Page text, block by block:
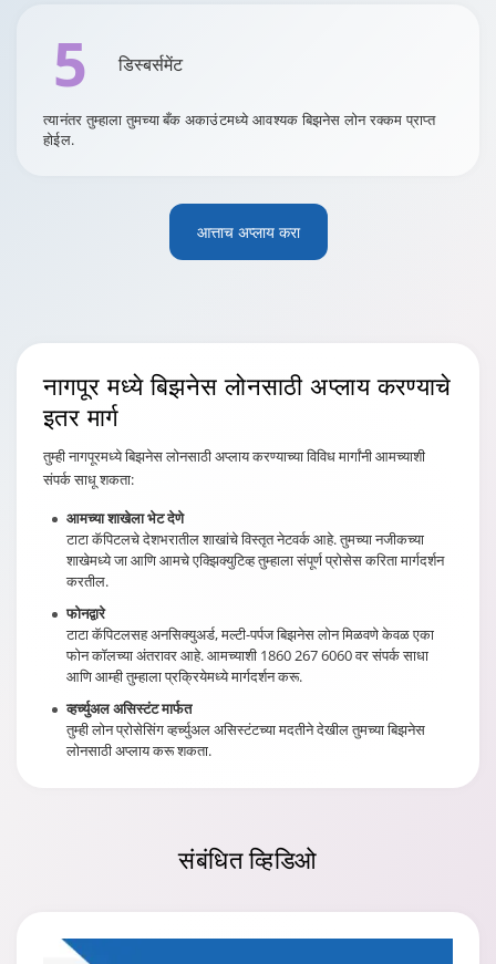
5 डिस्बर्समेंट
त्यानंतर तुम्हाला तुमच्या बँक अकाउंटमध्ये आवश्यक बिझनेस लोन रक्कम प्राप्त
होईल.
आत्ताच अप्लाय करा
नागपूर मध्ये बिझनेस लोनसाठी अप्लाय करण्याचे
इतर मार्ग
तुम्ही नागपूरमध्ये बिझनेस लोनसाठी अप्लाय करण्याच्या विविध मार्गांनी आमच्याशी
संपर्क साधू शकता:
आमच्या शाखेला भेट देणे
टाटा कॅपिटलचे देशभरातील शाखांचे विस्तृत नेटवर्क आहे. तुमच्या नजीकच्या
शाखेमध्ये जा आणि आमचे एक्झिक्युटिव्ह तुम्हाला संपूर्ण प्रोसेस करिता मार्गदर्शन
करतील.
फोनद्वारे
टाटा कॅपिटलसह अनसिक्युअर्ड, मल्टी-पर्पज बिझनेस लोन मिळवणे केवळ एका
फोन कॉलच्या अंतरावर आहे. आमच्याशी 1860 267 6060 वर संपर्क साधा
आणि आम्ही तुम्हाला प्रक्रियेमध्ये मार्गदर्शन करू.
व्हर्च्युअल असिस्टंट मार्फत
तुम्ही लोन प्रोसेसिंग व्हर्च्युअल असिस्टंटच्या मदतीने देखील तुमच्या बिझनेस
लोनसाठी अप्लाय करू शकता.
संबंधितव्हिडिओ